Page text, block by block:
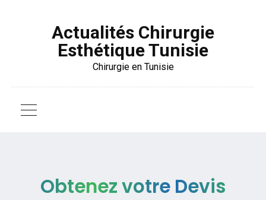
Actualités Chirurgie
Esthétique Tunisie
Chirurgie en Tunisie
Obtenez votre Devis